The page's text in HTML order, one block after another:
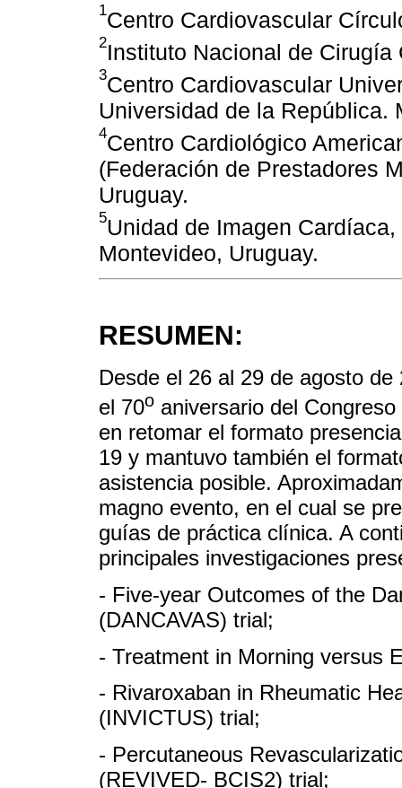
1Centro Cardiovascular
2Instituto Nacional de
3Centro Cardiovascular
Universidad de la República.
4Centro Cardiológico
(Federación de Prestadores
Uruguay.
5Unidad de Imagen
Montevideo, Uruguay.
RESUMEN:
Desde el 26 al 29 de agosto
el 70o aniversario del
en retomar el formato
19 y mantuvo también el
asistencia posible.
magno evento, en el cual se
guías de práctica clínica. A
principales investigaciones
- Five-year Outcomes of the
(DANCAVAS) trial;
- Treatment in Morning versus
- Rivaroxaban in Rheumatic
(INVICTUS) trial;
- Percutaneous
(REVIVED- BCIS2) trial;